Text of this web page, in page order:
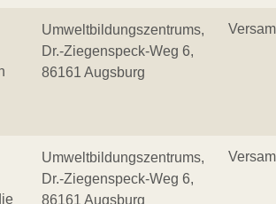
Umweltbildungszentrums,
Dr.-Ziegenspeck-Weg 6,
86161 Augsburg
Umweltbildungszentrums,
Dr.-Ziegenspeck-Weg 6,
86161 Augsburg